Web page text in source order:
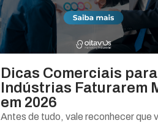
Dicas Comerciais para
Indústrias Faturarem
em 2026
Antes de tudo, vale reconhecer que